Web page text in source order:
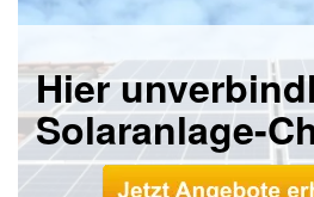
Hier
Solaranlage-